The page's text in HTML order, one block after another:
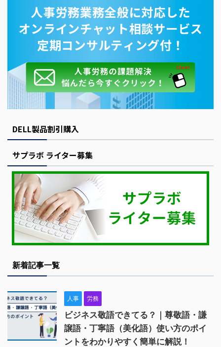
DELL製品割引購入
サプラボ ライター募集
新着記事一覧
人事 労務
ビジネス敬語できてる？｜尊敬語・謙
譲語・丁寧語（美化語）使い方のポイ
ントをわかりやすく簡単に解説！